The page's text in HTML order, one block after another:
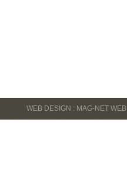
WEB DESIGN : MAG-NET WEB